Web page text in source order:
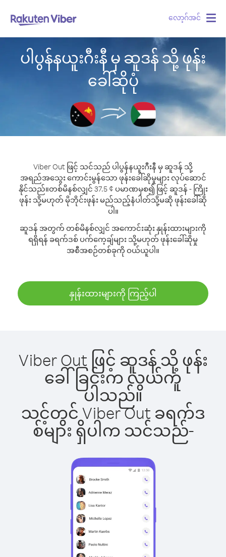
လော့ဂ်အင်
ပါပွန်နယူးဂီးနီ မှ ဆူဒန် သို့ ဖုန်း
ခေါ်ဆိုပုံ
Viber Out ဖြင့် သင်သည် ပါပွန်နယူးဂီးနီ မှ ဆူဒန် သို့
အရည်အသွေး ကောင်းမွန်သော ဖုန်းခေါ်ဆိုမှုများ လုပ်ဆောင်
နိုင်သည်။တစ်မိနစ်လျှင် 37.5 ¢ ပမာဏမှစ၍ ဖြင့် ဆူဒန် - ကြိုး
ဖုန်း သို့မဟုတ် မိုဘိုင်းဖုန်း မည်သည့်နံပါတ်သို့မဆို ဖုန်းခေါ်ဆို
ပါ။
ဆူဒန် အတွက် တစ်မိနစ်လျှင် အကောင်းဆုံး နှုန်းထားများကို
ရရှိရန် ခရက်ဒစ် ပက်ကေ့ချ်များ သို့မဟုတ် ဖုန်းခေါ်ဆိုမှု
အစီအစဉ်တစ်ခုကို ဝယ်ယူပါ။
နှုန်းထားများကို ကြည့်ပါ
Viber Out ဖြင့် ဆူဒန် သို့ ဖုန်း
ခေါ်ခြင်းက လွယ်ကူ
ပါသည်။
သင့်တွင် Viber Out ခရက်ဒ
စ်များ ရှိပါက သင်သည်-